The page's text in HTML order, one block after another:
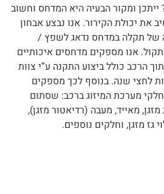
ומקור הבעיה היא המדחס וחשוב
יכולת הקירור. אנו נבצע אבחון
תקלה במדחס נדאג לשפץ /
אנו מספקים מדחסים איכותיים
כולל ביצוע התקנה ע”י צוות
לחצי שנה. בנוסף לכך מספקים
מערכת המיזוג ברכב: שסתום
מאייד, מעבה (רדיאטור מזגן),
מזגן, וחלקים נוספים.